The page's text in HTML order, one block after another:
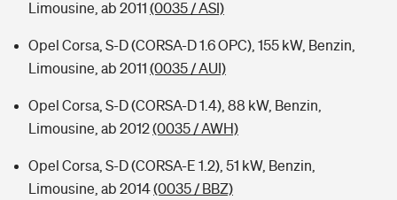
Limousine, ab 2011 (0035 / ASI)
Opel Corsa, S-D (CORSA-D 1.6 OPC), 155 kW, Benzin,
Limousine, ab 2011 (0035 / AUI)
Opel Corsa, S-D (CORSA-D 1.4), 88 kW, Benzin,
Limousine, ab 2012(0035 / AWH)
Opel Corsa, S-D (CORSA-E 1.2), 51 kW, Benzin,
Limousine, ab 2014(0035 / BBZ)